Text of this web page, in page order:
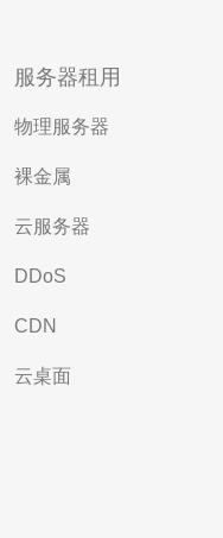
服务器租用
物理服务器
裸金属
云服务器
DDoS
CDN
云桌面